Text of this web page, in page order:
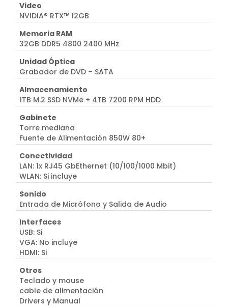
Video
NVIDIA® RTX™ 12GB
Memoria RAM
32GB DDR5 4800 2400 MHz
Unidad Óptica
Grabador de DVD – SATA
Almacenamiento
1TB M.2 SSD NVMe + 4TB 7200 RPM HDD
Gabinete
Torre mediana
Fuente de Alimentación 850W 80+
Conectividad
LAN: 1x RJ45 GbEthernet (10/100/1000 Mbit)
WLAN: Si incluye
Sonido
Entrada de Micrófono y Salida de Audio
Interfaces
USB: Si
VGA: No incluye
HDMI: Si
Otros
Teclado y mouse
cable de alimentación
Drivers y Manual